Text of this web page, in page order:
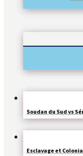
Soudan du Sud vs
Esclavage et